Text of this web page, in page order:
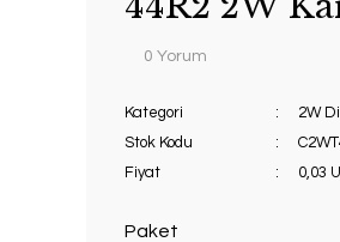
0 Yorum
Kategori
2W
Stok Kodu
Fiyat
0,03
Paket